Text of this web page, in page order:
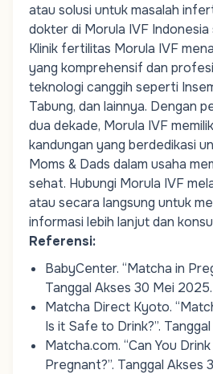
atau solusi untukmasalah
dokterdi Morula IVF Indonesia
Klinik fertilitas Morula IVF
yang komprehensif dan
teknologi canggih seperti
Tabung, dan lainnya. Dengan
dua dekade, Morula IVF
kandungan yang berdedikasi
Moms & Dads dalam usaha
sehat. Hubungi Morula IVF
atau secara langsung untuk
informasi lebih lanjutdan
Referensi:
BabyCenter. “Matcha in
Tanggal Akses 30 Mei 2025.
Matcha Direct Kyoto.
Is it Safe to Drink?”.
Matcha.com. “Can You
Pregnant?”. Tanggal Akses